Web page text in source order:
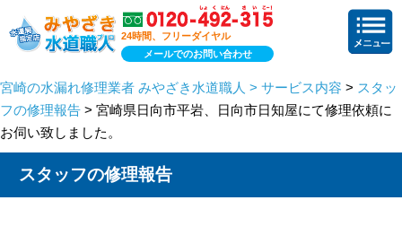
24時間、フリーダイヤル
メールでのお問い合わせ
宮崎の水漏れ修理業者 みやざき水道職人 > サービス内容 > スタッ
フの修理報告 > 宮崎県日向市平岩、日向市日知屋にて修理依頼に
お伺い致しました。
スタッフの修理報告